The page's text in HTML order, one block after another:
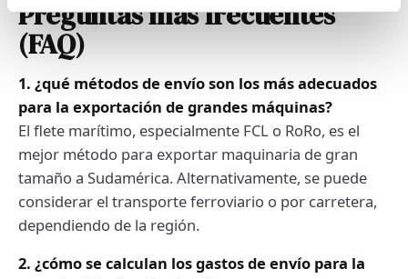
Preguntas más frecuentes
(FAQ)
1. ¿qué métodos de envío son los más adecuados
para la exportación de grandes máquinas?
El flete marítimo, especialmente FCL o RoRo, es el
mejor método para exportar maquinaria de gran
tamaño a Sudamérica. Alternativamente, se puede
considerar el transporte ferroviario o por carretera,
dependiendo de la región.
2. ¿cómo se calculan los gastos de envío para la